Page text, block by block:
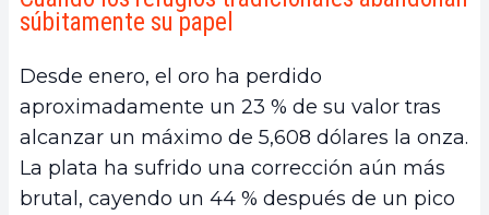
súbitamente su papel
Desde enero, el oro ha perdido
aproximadamente un 23 % de su valor tras
alcanzar un máximo de 5,608 dólares la onza.
La plata ha sufrido una corrección aún más
brutal, cayendo un 44 % después de un pico